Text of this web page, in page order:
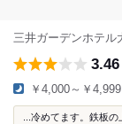
三井ガーデンホテル
3.46
￥4,000～￥4,999
...冷めてます。鉄板